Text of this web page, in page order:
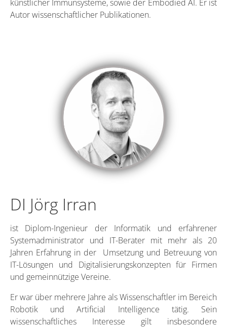
künstlicher Immunsysteme, sowie der Embodied AI. Er ist
Autor wissenschaftlicher Publikationen.
DI Jörg Irran
ist Diplom-Ingenieur der Informatik und erfahrener
Systemadministrator und IT-Berater mit mehr als 20
Jahren Erfahrung in der Umsetzung und Betreuung von
IT-Lösungen und Digitalisierungskonzepten für Firmen
und gemeinnützige Vereine.
Er war über mehrere Jahre als Wissenschaftler im Bereich
Robotik und Artificial Intelligence tätig. Sein
wissenschaftliches Interesse gilt insbesondere